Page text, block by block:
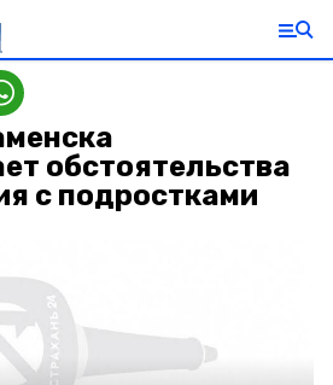
обстоятельства
с подростками